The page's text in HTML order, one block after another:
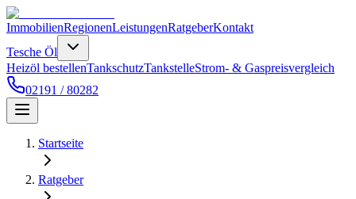
ImmobilienRegionenLeistungenRatgeberKontakt
Tesche Öl
Heizöl bestellenTankschutzTankstelleStrom- & Gaspreisvergleich
02191 / 80282
Startseite
Ratgeber